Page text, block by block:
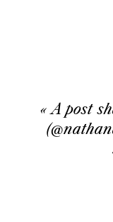
A post